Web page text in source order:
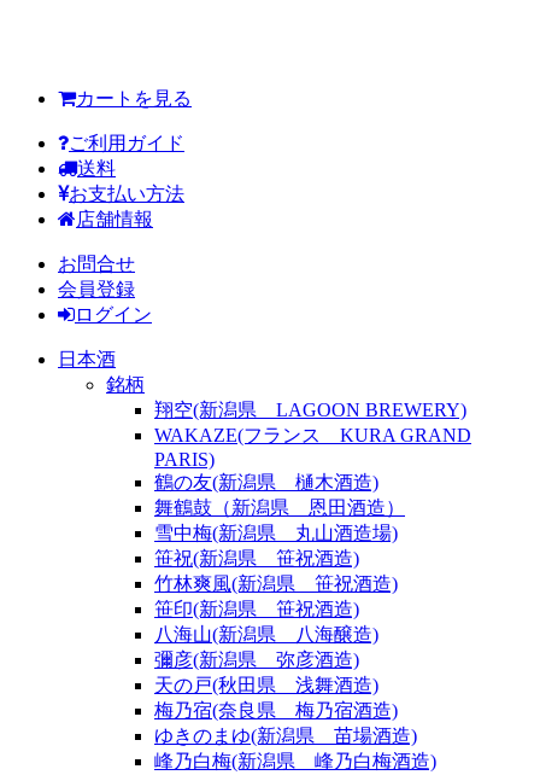
カートを見る
ご利用ガイド
送料
お支払い方法
店舗情報
お問合せ
会員登録
ログイン
日本酒
銘柄
翔空(新潟県 LAGOON BREWERY)
WAKAZE(フランス KURA GRAND
PARIS)
鶴の友(新潟県 樋木酒造)
舞鶴鼓（新潟県 恩田酒造）
雪中梅(新潟県 丸山酒造場)
笹祝(新潟県 笹祝酒造)
竹林爽風(新潟県 笹祝酒造)
笹印(新潟県 笹祝酒造)
八海山(新潟県 八海醸造)
彌彦(新潟県 弥彦酒造)
天の戸(秋田県 浅舞酒造)
梅乃宿(奈良県 梅乃宿酒造)
ゆきのまゆ(新潟県 苗場酒造)
峰乃白梅(新潟県 峰乃白梅酒造)